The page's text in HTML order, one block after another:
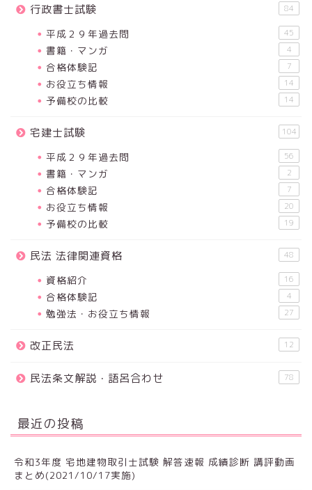
行政書士試験 84
平成２９年過去問 45
書籍・マンガ 4
合格体験記 7
お役立ち情報 14
予備校の比較 14
宅建士試験 104
平成２９年過去問 56
書籍・マンガ 2
合格体験記 7
お役立ち情報 20
予備校の比較 19
民法 法律関連資格 48
資格紹介 16
合格体験記 4
勉強法・お役立ち情報 27
改正民法 12
民法条文解説・語呂合わせ 78
最近の投稿
令和3年度 宅地建物取引士試験 解答速報 成績診断 講評動画
まとめ(2021/10/17実施)